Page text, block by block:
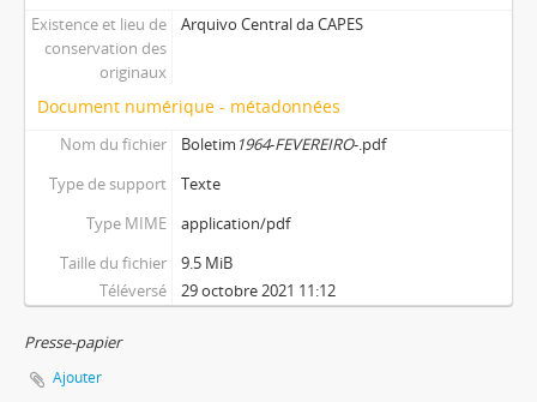
Existence et lieu de
conservation des
originaux
Arquivo Central da CAPES
Document numérique - métadonnées
Nom du fichier Boletim 1964-FEVEREIRO-.pdf
Type de support
Texte
Type MIME
application/pdf
Taille du fichier
9.5 MiB
Téléversé
29 octobre 2021 11:12
Presse-papier
Ajouter